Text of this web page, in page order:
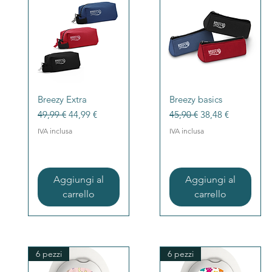
Vista rapida
Breezy Extra
Prezzo regolare
49,99 € Prezzo scontato
44,99 €
IVA inclusa
Aggiungi al
carrello
Vista rapida
Breezy basics
Prezzo regolare
45,90 € Prezzo scontato
38,48 €
IVA inclusa
Aggiungi al
carrello
6 pezzi 6 pezzi